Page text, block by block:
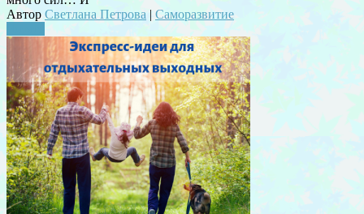
Автор Светлана Петрова | Саморазвитие